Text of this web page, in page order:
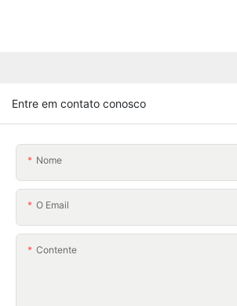
Entre em contato conosco
Nome
O Email
Contente